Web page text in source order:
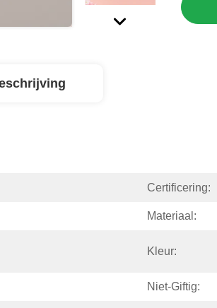
Certificering:
Materiaal:
Kleur:
Niet-Giftig: